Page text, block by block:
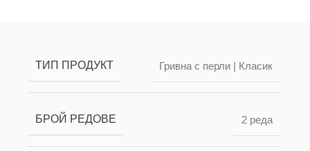
сертификация | Опаковка и доставка
ТИП ПРОДУКТ Гривна с перли | Класик
БРОЙ РЕДОВЕ 2 реда